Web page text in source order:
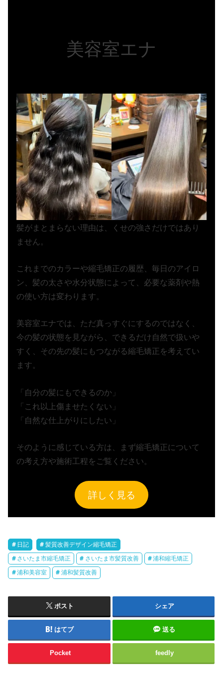
美容室エナ
髪がまとまらない理由は、くせの強さだけではあり
ません。
これまでのカラーや縮毛矯正の履歴、毎日のアイロ
ン、髪の太さや水分状態によって、必要な薬剤や熱
の使い方は変わります。
美容室エナでは、ただ真っすぐにするのではなく、
今の髪の状態を見ながら、できるだけ自然で扱いや
すく、その先の髪にもつながる縮毛矯正を考えてい
ます。
「自分の髪にもできるのか」
「これ以上傷ませたくない」
「自然な仕上がりにしたい」
そのように感じている方は、まず縮毛矯正について
の考え方や施術工程をご覧ください。
詳しく見る
日記 髪質改善デザイン縮毛矯正
さいたま市縮毛矯正 さいたま市髪質改善 浦和縮毛矯正
浦和美容室 浦和髪質改善
ポスト シェア
はてブ 送る
Pocket feedly